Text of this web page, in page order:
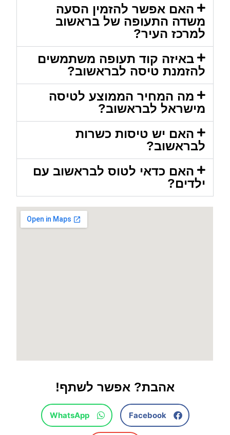
האם אפשר להזמין הסעה
משדה התעופה של בראשוב
למרכז העיר?
באיזה קוד תעופה משתמשים
להזמנת טיסה לבראשוב?
מה המחיר הממוצע לטיסה
מישראל לבראשוב?
האם יש טיסות כשרות
לבראשוב?
האם כדאי לטוס לבראשוב עם
ילדים?
אהבת? אפשר לשתף!
Facebook
WhatsApp